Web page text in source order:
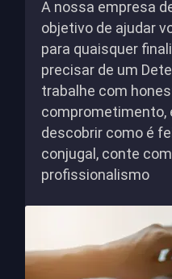
A nossa empresa
objetivo de ajudar
para quaisquer
precisar de um
trabalhe com
comprometimento,
descobrir como é
conjugal, conte
profissionalismo